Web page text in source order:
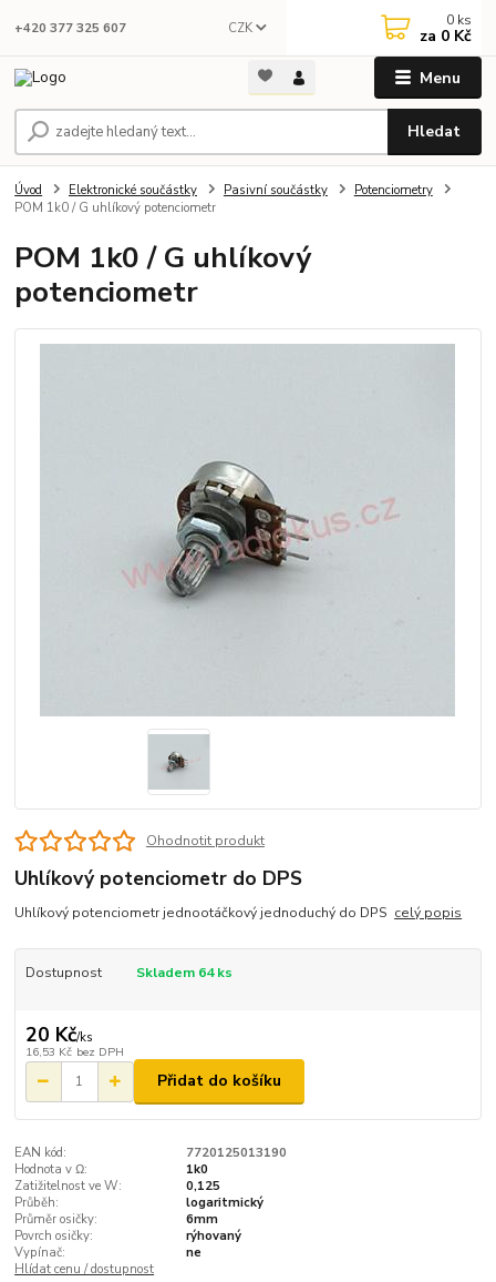
Menu
CZK
Hledat
+420 377 325 607 0 ks
za 0 Kč
Úvod Elektronické součástky Pasivní součástky
Potenciometry
POM 1k0 / G uhlíkový potenciometr
POM 1k0 / G uhlíkový
potenciometr
Ohodnotit produkt
Uhlíkový potenciometr do DPS
Uhlíkový potenciometr jednootáčkový jednoduchý do DPS celý popis
Dostupnost Skladem 64 ks
20 Kč/ks
16,53 Kč bez DPH
Přidat do košíku
EAN kód:
7720125013190
Hodnota v Ω:
1k0
Zatižitelnost ve W:
0,125
Průběh:
logaritmický
Průměr osičky:
6mm
Povrch osičky:
rýhovaný
Vypínač:
ne
Hlídat cenu / dostupnost